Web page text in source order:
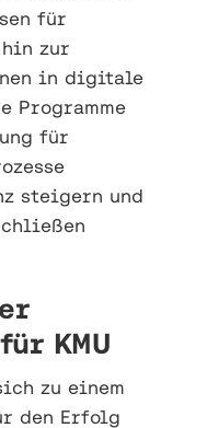
für
zur
in digitale
Programme
für
steigern und
KMU
zu einem
den Erfolg